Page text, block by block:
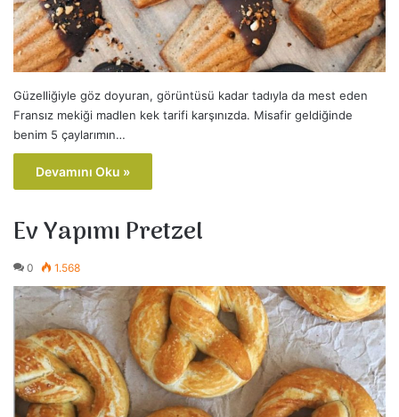
Güzelliğiyle göz doyuran, görüntüsü kadar tadıyla da mest eden
Fransız mekiği madlen kek tarifi karşınızda. Misafir geldiğinde
benim 5 çaylarımın…
Devamını Oku »
Ev Yapımı Pretzel
0 1.568